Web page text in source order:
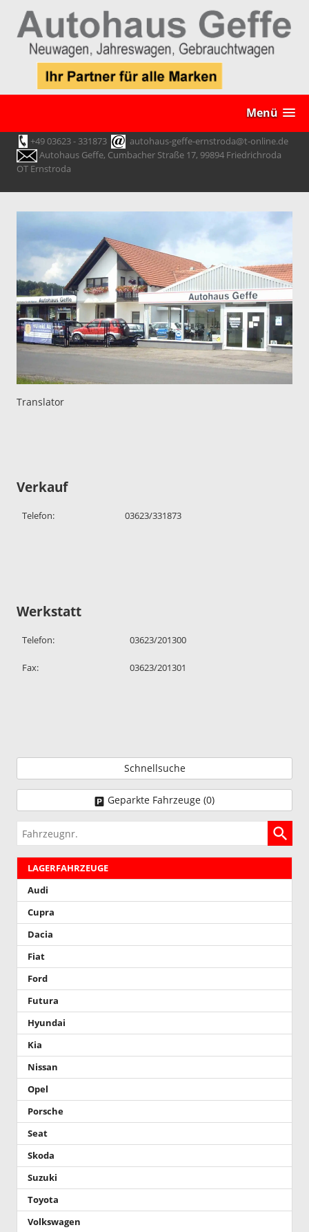
Menü
+49 03623 - 331873
autohaus-geffe-ernstroda@t-online.de
Autohaus Geffe, Cumbacher Straße 17, 99894 Friedrichroda
OT Ernstroda
Translator
Verkauf
Telefon: 03623/331873
Werkstatt
Telefon: 03623/201300
Fax: 03623/201301
Schnellsuche
Geparkte Fahrzeuge (0)
Fahrzeugnr.
LAGERFAHRZEUGE
Audi
Cupra
Dacia
Fiat
Ford
Futura
Hyundai
Kia
Nissan
Opel
Porsche
Seat
Skoda
Suzuki
Toyota
Volkswagen